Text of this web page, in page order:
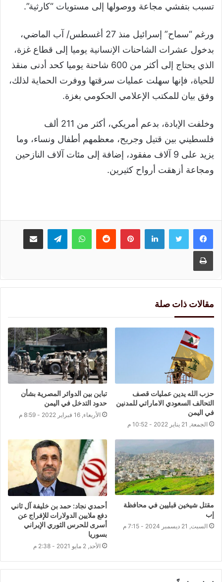
تسبب بتفشي مجاعة ووصولها إلى مستويات “كارثية”.
ورغم “سماح” إسرائيل منذ 27 أغسطس/ آب الماضي،
بدخول عشرات الشاحنات الإنسانية يوميا إلى قطاع غزة،
الذي يحتاج إلى أكثر من 600 شاحنة يوميا كحد أدنى منقذ
للحياة، فإنها سهلت عمليات سرقتها ووفرت الحماية لذلك،
وفق بيان للمكتب الإعلامي الحكومي بغزة.
وخلفت الإبادة، بدعم أمريكي، أكثر من 211 ألف
فلسطيني بين قتيل وجريح، معظمهم أطفال ونساء، وما
يزيد على 9 آلاف مفقود، إضافة إلى مئات آلاف النازحين
ومجاعة أزهقت أرواح كثيرين.
لينكدإنبينتيريست واتسابتيلقرام مشاركة عبر البريد
طباعة
مقالات ذات صلة
حزب الله يدين عمليات قصف
التحالف السعودي الاماراتي للمدنين
في اليمن
الجمعة, 21 يناير 2022 - 10:52 م
تباين بين الدوائر المصرية بشأن
حدود التدخل في اليمن
الأربعاء, 16 فبراير 2022 - 8:59 م
مقتل شيخين قبليين في محافظة
إب
السبت, 21 ديسمبر 2024 - 7:15 م
أحمدي نجاد: حمد بن خليفة آل ثاني
دفع ملايين الدولارات للإفراج عن
أسرى للحرس الثوري الإيراني
بسوريا
الأحد, 2 مايو 2021 - 2:38 م